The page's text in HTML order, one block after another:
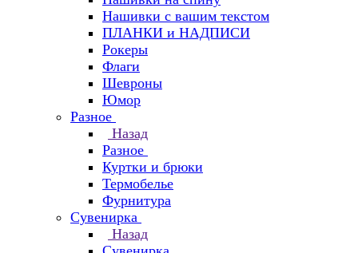
Нашивки с вашим текстом
ПЛАНКИ и НАДПИСИ
Рокеры
Флаги
Шевроны
Юмор
Разное
Назад
Разное
Куртки и брюки
Термобелье
Фурнитура
Сувенирка
Назад